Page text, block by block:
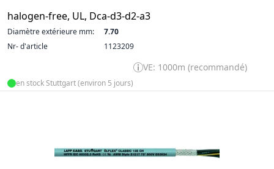
halogen-free, UL, Dca-d3-d2-a3
Diamètre extérieure mm:
7.70
Nr- d'article
1123209
VE: 1000m (recommandé)
en stock Stuttgart (environ 5 jours)